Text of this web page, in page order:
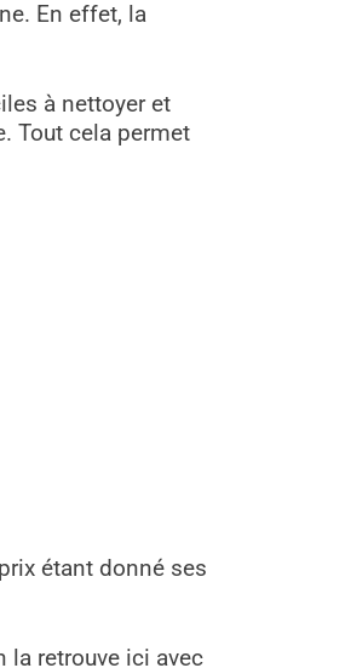
En effet, la
à nettoyer et
Tout cela permet
étant donné ses
la retrouve ici avec